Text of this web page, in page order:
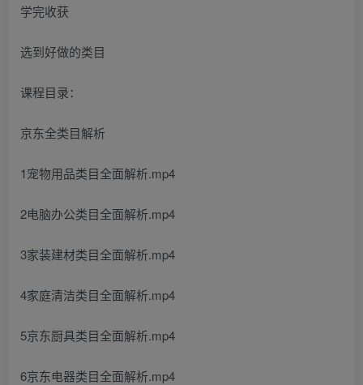
学完收获
选到好做的类目
课程目录：
京东全类目解析
1宠物用品类目全面解析.mp4
2电脑办公类目全面解析.mp4
3家装建材类目全面解析.mp4
4家庭清洁类目全面解析.mp4
5京东厨具类目全面解析.mp4
6京东电器类目全面解析.mp4